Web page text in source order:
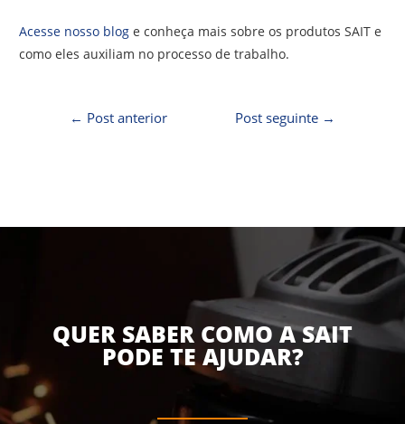
Acesse nosso blog e conheça mais sobre os produtos SAIT e
como eles auxiliam no processo de trabalho.
← Post anterior Post seguinte →
QUER SABER COMO A SAIT
PODE TE AJUDAR?